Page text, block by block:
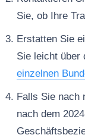
Sie, ob Ihre
Erstatten Sie
Sie leicht über
einzelnen
Falls Sie nach
nach dem